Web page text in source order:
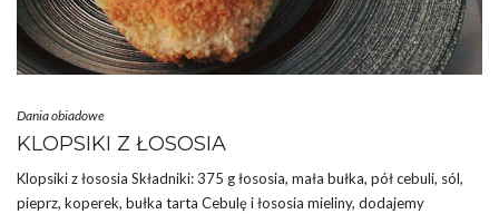
Dania obiadowe
KLOPSIKI Z ŁOSOSIA
Klopsiki z łososia Składniki: 375 g łososia, mała bułka, pół cebuli, sól,
pieprz, koperek, bułka tarta Cebulę i łososia mieliny, dodajemy